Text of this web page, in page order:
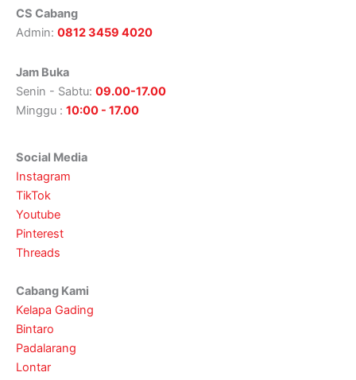
CS Cabang
Admin: 0812 3459 4020
Jam Buka
Senin - Sabtu: 09.00-17.00
Minggu : 10:00 - 17.00
Social Media
Instagram
TikTok
Youtube
Pinterest
Threads
Cabang Kami
Kelapa Gading
Bintaro
Padalarang
Lontar